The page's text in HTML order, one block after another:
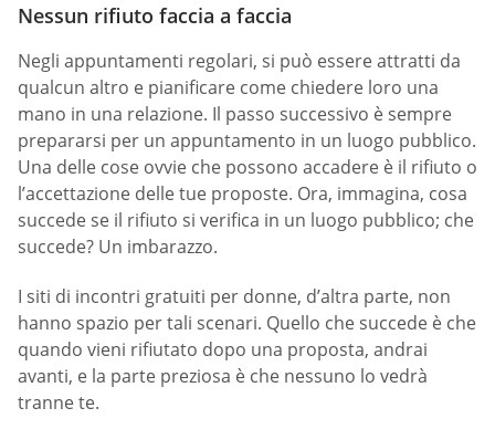
Nessun rifiuto faccia a faccia
Negli appuntamenti regolari, si può essere attratti da
qualcun altro e pianificare come chiedere loro una
mano in una relazione. Il passo successivo è sempre
prepararsi per un appuntamento in un luogo pubblico.
Una delle cose ovvie che possono accadere è il rifiuto o
l’accettazione delle tue proposte. Ora, immagina, cosa
succede se il rifiuto si verifica in un luogo pubblico; che
succede? Un imbarazzo.
I siti di incontri gratuiti per donne, d’altra parte, non
hanno spazio per tali scenari. Quello che succede è che
quando vieni rifiutato dopo una proposta, andrai
avanti, e la parte preziosa è che nessuno lo vedrà
tranne te.